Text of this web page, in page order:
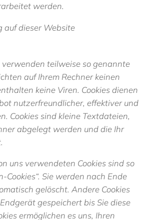
werden.
auf dieser Website
teilweise so genannte
auf Ihrem Rechner keinen
keine Viren. Cookies dienen
nutzerfreundlicher, effektiver und
Cookies sind kleine Textdateien,
abgelegt werden und die Ihr
uns verwendeten Cookies sind so
Cookies“. Sie werden nach Ende
gelöscht. Andere Cookies
gespeichert bis Sie diese
ermöglichen es uns, Ihren